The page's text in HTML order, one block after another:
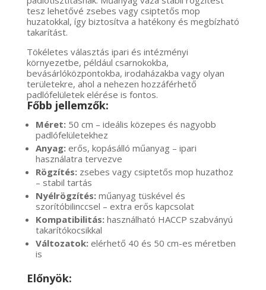
tesz lehetővé zsebes vagy csiptetős mop
huzatokkal, így biztosítva a hatékony és megbízható
takarítást.
Tökéletes választás ipari és intézményi
környezetbe, például csarnokokba,
bevásárlóközpontokba, irodaházakba vagy olyan
területekre, ahol a nehezen hozzáférhető
padlófelületek elérése is fontos.
Főbb jellemzők:
Méret:50 cm – ideális közepes és nagyobb
padlófelületekhez
Anyag:erős, kopásálló műanyag – ipari
használatra tervezve
Rögzítés:zsebes vagy csiptetős mop huzathoz
– stabil tartás
Nyélrögzítés:műanyag tüskével és
szorítóbilinccsel – extra erős kapcsolat
Kompatibilitás:használható HACCP szabványú
takarítókocsikkal
Változatok:elérhető 40 és 50 cm-es méretben
is
Előnyök: